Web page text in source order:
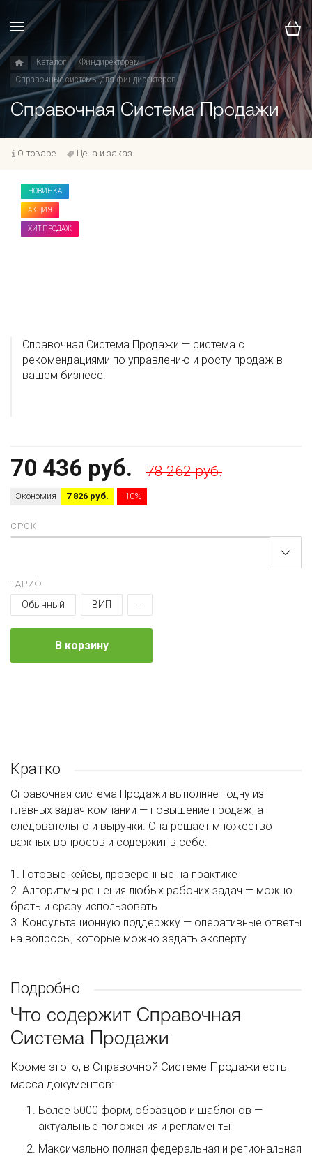
Каталог
Финдиректорам
Справочные системы для финдиректоров
Справочная Система Продажи
О товаре Цена и заказ
НОВИНКА
АКЦИЯ
ХИТ ПРОДАЖ
Справочная Система Продажи — система с
рекомендациями по управлению и росту продаж в
вашем бизнесе.
70 436 руб. 78 262 руб.
Экономия 7 826 руб. -10%
СРОК
ТАРИФ
Обычный ВИП -
В корзину
Кратко
Справочная система Продажи выполняет одну из
главных задач компании — повышение продаж, а
следовательно и выручки. Она решает множество
важных вопросов и содержит в себе:
1. Готовые кейсы, проверенные на практике
2. Алгоритмы решения любых рабочих задач — можно
брать и сразу использовать
3. Консультационную поддержку — оперативные ответы
на вопросы, которые можно задать эксперту
Подробно
Что содержит Справочная
Система Продажи
Кроме этого, в Справочной Системе Продажи есть
масса документов:
Более 5000 форм, образцов и шаблонов —
актуальные положения и регламенты
Максимально полная федеральная и региональная